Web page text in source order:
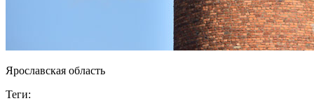
Ярославская область
Теги: